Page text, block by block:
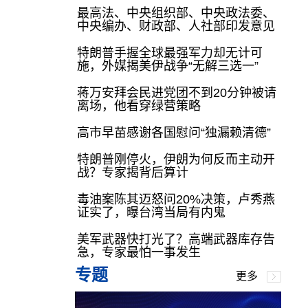
最高法、中央组织部、中央政法委、
中央编办、财政部、人社部印发意见
特朗普手握全球最强军力却无计可
施，外媒揭美伊战争“无解三选一”
蒋万安拜会民进党团不到20分钟被请
离场，他看穿绿营策略
高市早苗感谢各国慰问“独漏赖清德”
特朗普刚停火，伊朗为何反而主动开
战？专家揭背后算计
毒油案陈其迈怒问20%决策，卢秀燕
证实了，曝台湾当局有内鬼
美军武器快打光了？高端武器库存告
急，专家最怕一事发生
专题 更多